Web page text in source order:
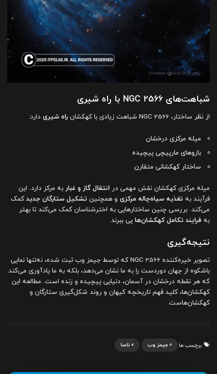
شباهت‌های NGC 2566 با راه شیری
از نظر ساختار، NGC 2566 شباهت زیادی با کهکشان راه شیری دارد:
میله مرکزی درخشان
بازوهای مارپیچی پیچیده
ساختار کهکشانی متقارن
میله مرکزی کهکشان نقش مهمی در انتقال گاز و غبار به مرکز دارد. این
فرآیند به تغذیه سیاه‌چاله مرکزی و همچنین تشکیل ستارگان جدید کمک
می‌کند. بررسی چنین ساختارهایی به اخترشناسان کمک می‌کند تا بهتر
به فرایند تکامل کهکشان‌ها پی ببرند.
نتیجه‌گیری
تصویر خیره‌کننده NGC 2566 که توسط جیمز وب ثبت شده، نه‌تنها نمایی
باشکوه از جهان دوردست را به ما نشان می‌دهد، بلکه به ما یادآوری می‌کند
که هر نقطه درخشان در آسمان، دنیایی پیچیده و زنده است. مطالعه این
کهکشان‌ها، کلید فهم تاریخچه کیهان و روند شکل‌گیری ستارگان و
کهکشان‌هاست.
برچسب ها جیمز وب ناسا